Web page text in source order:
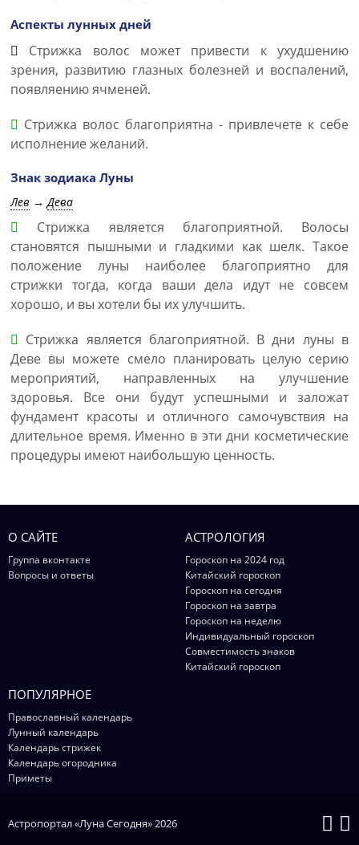
Аспекты лунных дней
Стрижка волос может привести к ухудшению
зрения, развитию глазных болезней и воспалений,
появляению ячменей.
Стрижка волос благоприятна - привлечете к себе
исполнение желаний.
Знак зодиака Луны
Лев →Дева
Стрижка является благоприятной. Волосы
становятся пышными и гладкими как шелк. Такое
положение луны наиболее благоприятно для
стрижки тогда, когда ваши дела идут не совсем
хорошо, и вы хотели бы их улучшить.
Стрижка является благоприятной. В дни луны в
Деве вы можете смело планировать целую серию
мероприятий, направленных на улучшение
здоровья. Все они будут успешными и заложат
фундамент красоты и отличного самочувствия на
длительное время. Именно в эти дни косметические
процедуры имеют наибольшую ценность.
О САЙТЕ
Группа вконтакте
Вопросы и ответы
АСТРОЛОГИЯ
Гороскоп на 2024 год
Китайский гороскоп
Гороскоп на сегодня
Гороскоп на завтра
Гороскоп на неделю
Индивидуальный гороскоп
Совместимость знаков
Китайский гороскоп
ПОПУЛЯРНОЕ
Православный календарь
Лунный календарь
Календарь стрижек
Календарь огородника
Приметы
Астропортал «Луна Сегодня» 2026